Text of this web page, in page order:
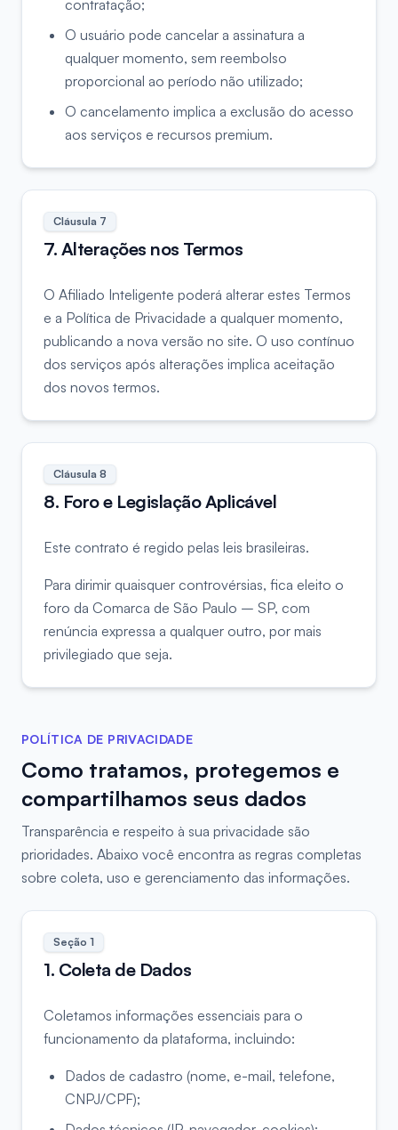
contratação;
O usuário pode cancelar a assinatura a
qualquer momento, sem reembolso
proporcional ao período não utilizado;
O cancelamento implica a exclusão do acesso
aos serviços e recursos premium.
Cláusula 7
7. Alterações nos Termos
O Afiliado Inteligente poderá alterar estes Termos
e a Política de Privacidade a qualquer momento,
publicando a nova versão no site. O uso contínuo
dos serviços após alterações implica aceitação
dos novos termos.
Cláusula 8
8. Foro e Legislação Aplicável
Este contrato é regido pelas leis brasileiras.
Para dirimir quaisquer controvérsias, fica eleito o
foro da Comarca de São Paulo – SP, com
renúncia expressa a qualquer outro, por mais
privilegiado que seja.
POLÍTICA DE PRIVACIDADE
Como tratamos, protegemos e
compartilhamos seus dados
Transparência e respeito à sua privacidade são
prioridades. Abaixo você encontra as regras completas
sobre coleta, uso e gerenciamento das informações.
Seção 1
1. Coleta de Dados
Coletamos informações essenciais para o
funcionamento da plataforma, incluindo:
Dados de cadastro (nome, e-mail, telefone,
CNPJ/CPF);